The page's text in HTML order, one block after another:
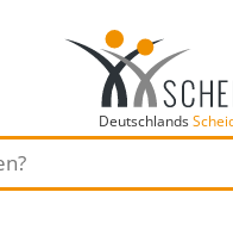
Deutschlands